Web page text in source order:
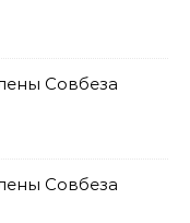
Совбеза
Совбеза